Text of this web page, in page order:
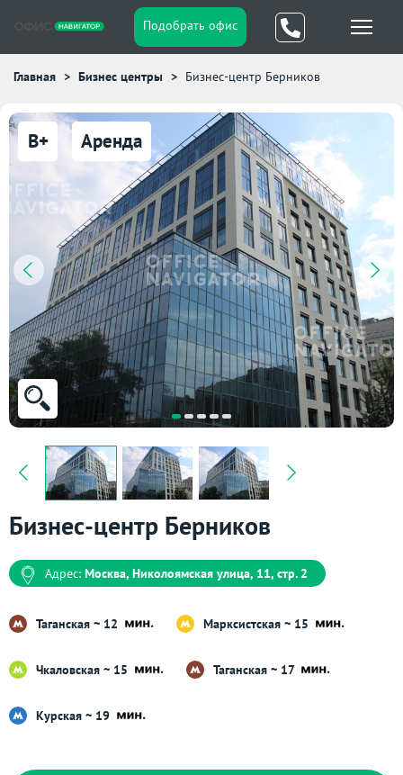
Подобрать офис
Главная Бизнес центры Бизнес-центр Берников
B+ Аренда
Бизнес-центр Берников
Адрес: Москва, Николоямская улица, 11, стр. 2
Таганская ~ 12 Марксистская ~ 15
Чкаловская ~ 15 Таганская ~ 17
Курская ~ 19